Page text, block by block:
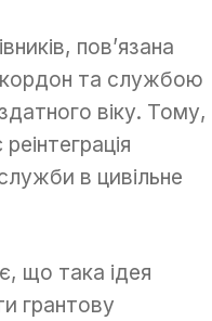
пов’язана
кордон та службою
віку. Тому,
в цивільне
що така ідея
грантову